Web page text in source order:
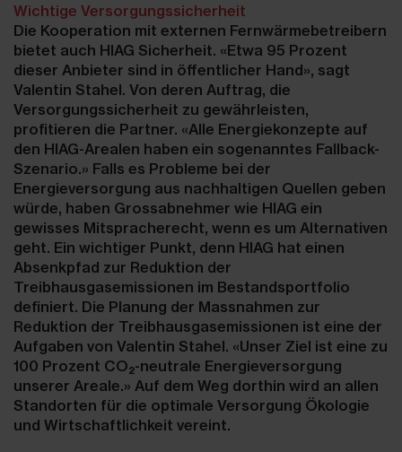
Wichtige Versorgungssicherheit
Die Kooperation mit externen Fernwärmebetreibern
bietet auch HIAG Sicherheit. «Etwa 95 Prozent
dieser Anbieter sind in öffentlicher Hand», sagt
Valentin Stahel. Von deren Auftrag, die
Versorgungssicherheit zu gewährleisten,
profitieren die Partner. «Alle Energiekonzepte auf
den HIAG-Arealen haben ein sogenanntes Fallback-
Szenario.» Falls es Probleme bei der
Energieversorgung aus nachhaltigen Quellen geben
würde, haben Grossabnehmer wie HIAG ein
gewisses Mitspracherecht, wenn es um Alternativen
geht. Ein wichtiger Punkt, denn HIAG hat einen
Absenkpfad zur Reduktion der
Treibhausgasemissionen im Bestandsportfolio
definiert. Die Planung der Massnahmen zur
Reduktion der Treibhausgasemissionen ist eine der
Aufgaben von Valentin Stahel. «Unser Ziel ist eine zu
100 Prozent CO₂-neutrale Energieversorgung
unserer Areale.» Auf dem Weg dorthin wird an allen
Standorten für die optimale Versorgung Ökologie
und Wirtschaftlichkeit vereint.